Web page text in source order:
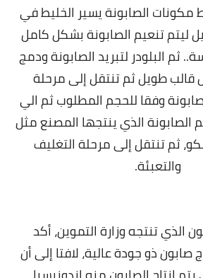
مكونات الصابونة يسير الخليط في
ليتم تنعيم الصابونة بشكل كامل
ثم البلودر لتبريد الصابونة ودمج
طويل ثم تنتقل إلى مرحلة
وفقا للحجم المطلوب ثم الي
الصابونة الذي ينتجها المصنع مثل
ثم تنتقل إلى مرحلة التغليف
والتعبئة.
الذي تنتجه وزارة التموين، أكد
صابون ذو جودة عالية، لافتا إلى أن